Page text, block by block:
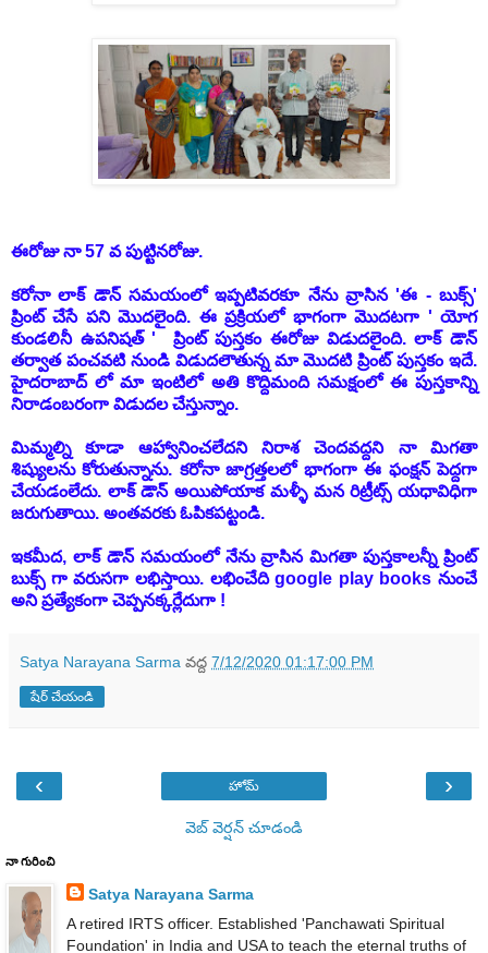
ఈరోజు నా 57 వ పుట్టినరోజు.
కరోనా లాక్ డౌన్ సమయంలో ఇప్పటివరకూ నేను వ్రాసిన 'ఈ - బుక్స్'
ప్రింట్ చేసే పని మొదలైంది. ఈ ప్రక్రియలో భాగంగా మొదటగా ' యోగ
కుండలినీ ఉపనిషత్ ' ప్రింట్ పుస్తకం ఈరోజు విడుదలైంది. లాక్ డౌన్
తర్వాత పంచవటి నుండి విడుదలౌతున్న మా మొదటి ప్రింట్ పుస్తకం ఇదే.
హైదరాబాద్ లో మా ఇంటిలో అతి కొద్దిమంది సమక్షంలో ఈ పుస్తకాన్ని
నిరాడంబరంగా విడుదల చేస్తున్నాం.
మిమ్మల్ని కూడా ఆహ్వానించలేదని నిరాశ చెందవద్దని నా మిగతా
శిష్యులను కోరుతున్నాను. కరోనా జాగ్రత్తలలో భాగంగా ఈ ఫంక్షన్ పెద్దగా
చేయడంలేదు. లాక్ డౌన్ అయిపోయాక మళ్ళీ మన రిట్రీట్స్ యధావిధిగా
జరుగుతాయి. అంతవరకు ఓపికపట్టండి.
ఇకమీద, లాక్ డౌన్ సమయంలో నేను వ్రాసిన మిగతా పుస్తకాలన్నీ ప్రింట్
బుక్స్ గా వరుసగా లభిస్తాయి. లభించేది google play books నుంచే
అని ప్రత్యేకంగా చెప్పనక్కర్లేదుగా !
Satya Narayana Sarma వద్ద 7/12/2020 01:17:00 PM
షేర్ చేయండి
‹ ›
హోమ్
వెబ్ వెర్షన్‌ చూడండి
నా గురించి
Satya Narayana Sarma
A retired IRTS officer. Established 'Panchawati Spiritual
Foundation' in India and USA to teach the eternal truths of